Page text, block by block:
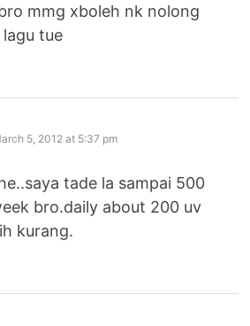
mmg xboleh nk nolong
lagu tue
5, 2012 at 5:37 pm
tade la sampai 500
bro.daily about 200 uv
kurang.